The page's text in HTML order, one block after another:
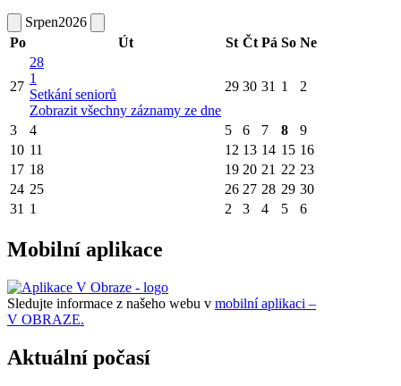
Srpen2026
Po
Út St Čt Pá So Ne
27
28
1
Setkání seniorů
Zobrazit všechny záznamy ze dne
29 30 31 1 2
3 4 5 6 7 8
9
10 11 12 13 14 15 16
17 18 19 20 21 22 23
24 25 26 27 28 29 30
31 1 2 3 4 5 6
Mobilní aplikace
Sledujte informace z našeho webu v mobilní aplikaci –
V OBRAZE.
Aktuální počasí